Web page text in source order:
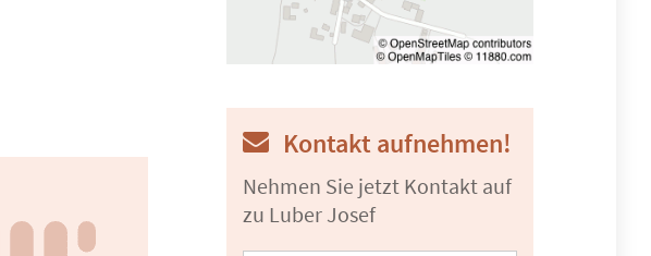
Kontakt aufnehmen!
Nehmen Sie jetzt Kontakt auf
zu Luber Josef